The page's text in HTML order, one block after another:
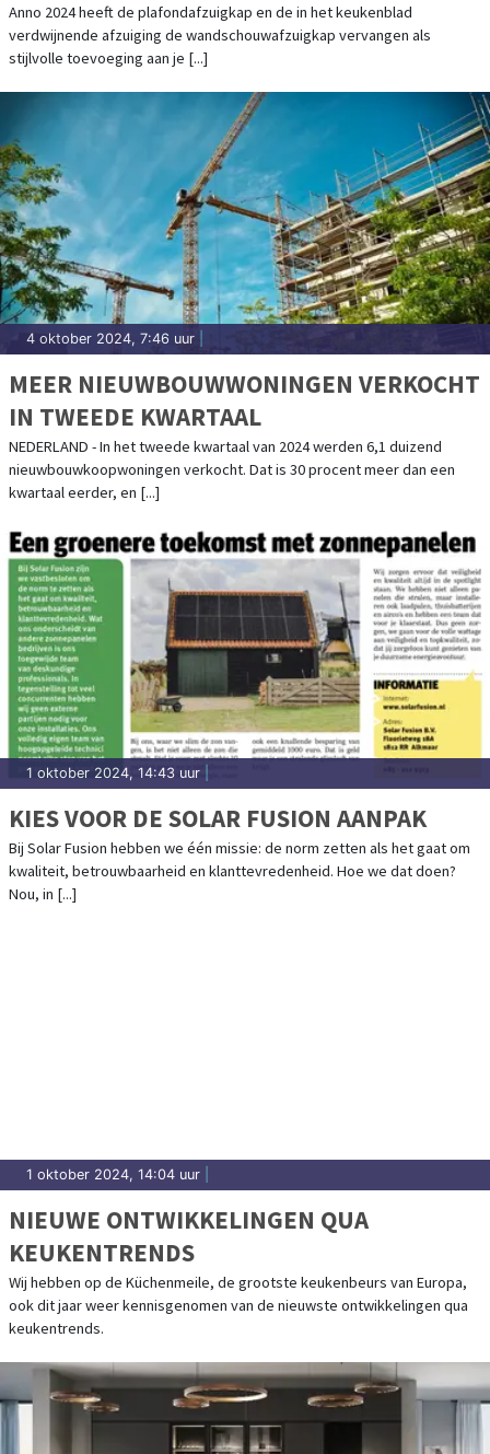
Anno 2024 heeft de plafondafzuigkap en de in het keukenblad
verdwijnende afzuiging de wandschouwafzuigkap vervangen als
stijlvolle toevoeging aan je [...]
4 oktober 2024, 7:46 uur
MEER NIEUWBOUWWONINGEN VERKOCHT
IN TWEEDE KWARTAAL
NEDERLAND - In het tweede kwartaal van 2024 werden 6,1 duizend
nieuwbouwkoopwoningen verkocht. Dat is 30 procent meer dan een
kwartaal eerder, en [...]
1 oktober 2024, 14:43 uur
KIES VOOR DE SOLAR FUSION AANPAK
Bij Solar Fusion hebben we één missie: de norm zetten als het gaat om
kwaliteit, betrouwbaarheid en klanttevredenheid. Hoe we dat doen?
Nou, in [...]
1 oktober 2024, 14:04 uur
NIEUWE ONTWIKKELINGEN QUA
KEUKENTRENDS
Wij hebben op de Küchenmeile, de grootste keukenbeurs van Europa,
ook dit jaar weer kennisgenomen van de nieuwste ontwikkelingen qua
keukentrends.